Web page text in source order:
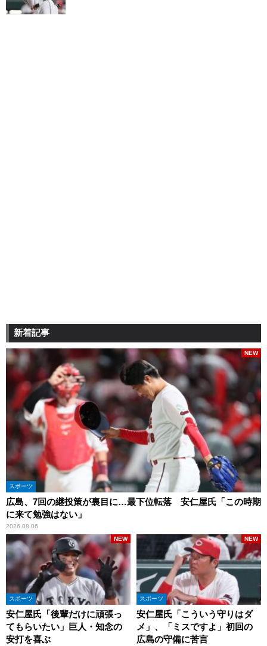
新着記事
スポーツ
広島、7回の継投策が裏目に…最下位転落 安仁屋氏「この時期
に来て勉強はない」
2026.08.06
NEW
スポーツ
安仁屋氏「後輩だけに頑張っ
てもらいたい」巨人・知念の
安打を喜ぶ
NEW
スポーツ
安仁屋氏「こういう守りはダ
メ」、「ミスですよ」初回の
広島の守備に苦言
NEW